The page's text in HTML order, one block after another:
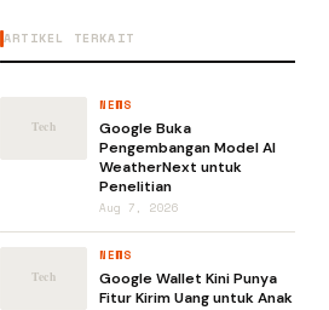
ARTIKEL TERKAIT
NEWS
Google Buka
Pengembangan Model AI
WeatherNext untuk
Penelitian
Aug 7, 2026
NEWS
Google Wallet Kini Punya
Fitur Kirim Uang untuk Anak